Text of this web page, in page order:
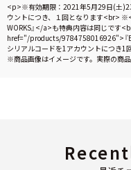
<p>※有効期限：2021年5月29日(土
ウントにつき、１回となります<br>
WORKS』</a>も特典内容は同じです
href="/products/9784758016926">『
シリアルコードを1アカウントにつき
※商品画像はイメージです。実際の商